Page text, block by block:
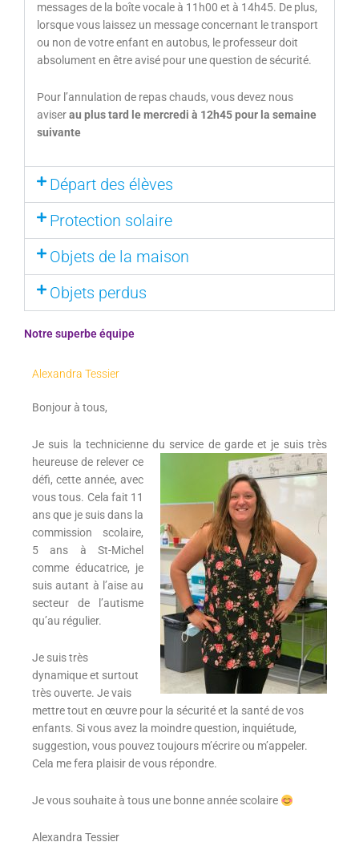
messages de la boîte vocale à 11h00 et à 14h45. De plus,
lorsque vous laissez un message concernant le transport
ou non de votre enfant en autobus, le professeur doit
absolument en être avisé pour une question de sécurité.
Pour l’annulation de repas chauds, vous devez nous
aviserau plus tard le mercredi à 12h45pour la semaine
suivante
Départ des élèves
Protection solaire
Objets de la maison
Objets perdus
Notre superbe équipe
Alexandra Tessier
Bonjour à tous,
Je suis la technicienne du service de garde et je suis très
heureuse de relever ce
défi, cette année, avec
vous tous. Cela fait 11
ans que je suis dans la
commission scolaire,
5 ans à St-Michel
comme éducatrice, je
suis autant à l’aise au
secteur de l’autisme
qu’au régulier.
Je suis très
dynamique et surtout
très ouverte. Je vais
mettre tout en œuvre pour la sécurité et la santé de vos
enfants. Si vous avez la moindre question, inquiétude,
suggestion, vous pouvez toujours m’écrire ou m’appeler.
Cela me fera plaisir de vous répondre.
Je vous souhaite à tous une bonne année scolaire
Alexandra Tessier